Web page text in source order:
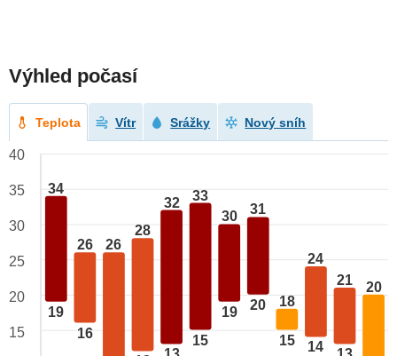
Výhled počasí
Teplota Vítr Srážky Nový sníh
34
19
26
16
26
28
32 33
15
30
19
31
20 18
15
24
14
21 20
40
35
30
25
20
15